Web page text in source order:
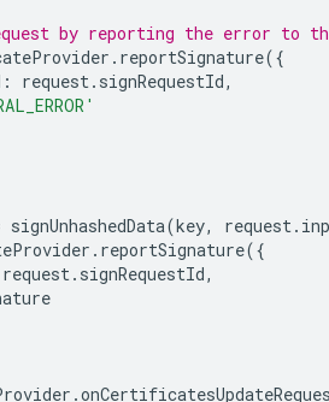
by reporting the error to
. reportSignature({
: request. signRequestId,
signUnhashedData(key, request.
. reportSignature({
request. signRequestId,
.